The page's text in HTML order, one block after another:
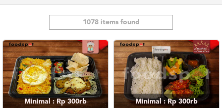
MEREKA
KATALOG
LOYALTY
PROGRAM
1078 items found
Minimal : Rp 300rb Minimal : Rp 300rb